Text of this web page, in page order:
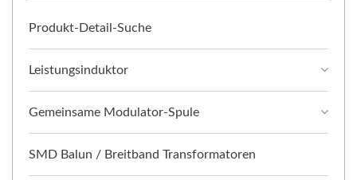
Produkt-Detail-Suche
Leistungsinduktor
Gemeinsame Modulator-Spule
SMD Balun / Breitband Transformatoren